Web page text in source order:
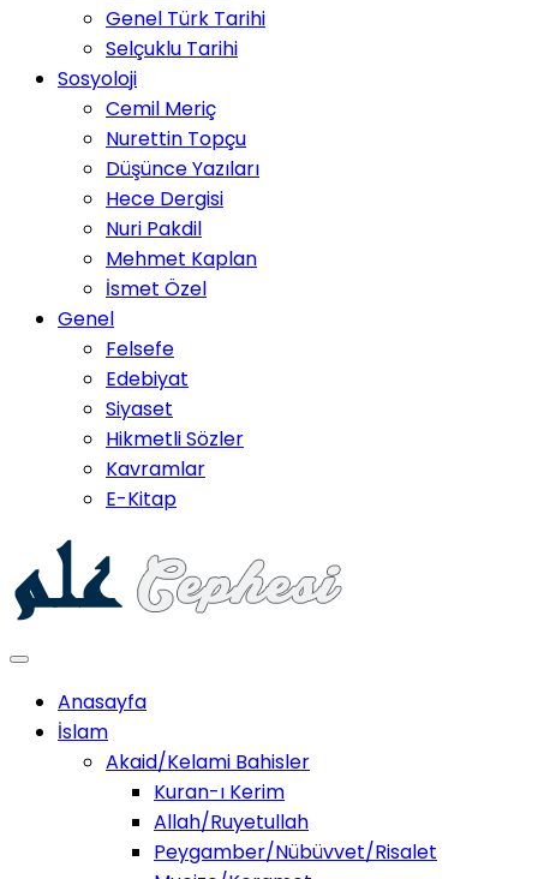
Genel Türk Tarihi
Selçuklu Tarihi
Sosyoloji
Cemil Meriç
Nurettin Topçu
Düşünce Yazıları
Hece Dergisi
Nuri Pakdil
Mehmet Kaplan
İsmet Özel
Genel
Felsefe
Edebiyat
Siyaset
Hikmetli Sözler
Kavramlar
E-Kitap
Anasayfa
İslam
Akaid/Kelami Bahisler
Kuran-ı Kerim
Allah/Ruyetullah
Peygamber/Nübüvvet/Risalet